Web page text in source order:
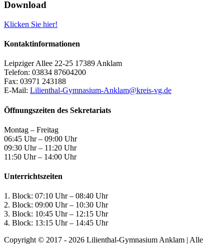
Download
Klicken Sie hier!
Kontaktinformationen
Leipziger Allee 22-25 17389 Anklam
Telefon: 03834 87604200
Fax: 03971 243188
E-Mail: Lilienthal-Gymnasium-Anklam@kreis-vg.de
Öffnungszeiten des Sekretariats
Montag – Freitag
06:45 Uhr – 09:00 Uhr
09:30 Uhr – 11:20 Uhr
11:50 Uhr – 14:00 Uhr
Unterrichtszeiten
1. Block: 07:10 Uhr – 08:40 Uhr
2. Block: 09:00 Uhr – 10:30 Uhr
3. Block: 10:45 Uhr – 12:15 Uhr
4. Block: 13:15 Uhr – 14:45 Uhr
Copyright © 2017 - 2026 Lilienthal-Gymnasium Anklam | Alle